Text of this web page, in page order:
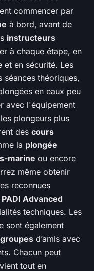
commencer par
à bord, avant de
instructeurs
à chaque étape, en
et en sécurité. Les
séances théoriques,
en eaux peu
avec l'équipement
plongeurs plus
des cours
la plongée
marine ou encore
même obtenir
reconnues
PADI Advanced
techniques. Les
sont également
d’amis avec
Chacun peut
tout en